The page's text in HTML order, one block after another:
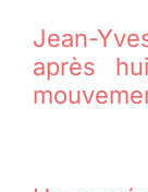
Jean-
après